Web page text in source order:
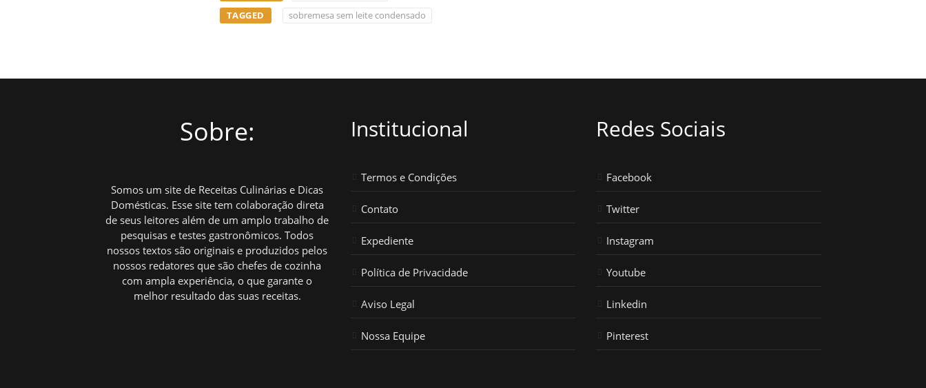
TAGGED
sobremesa sem leite condensado
Sobre:
Somos um site de Receitas Culinárias e Dicas
Domésticas. Esse site tem colaboração direta
de seus leitores além de um amplo trabalho de
pesquisas e testes gastronômicos. Todos
nossos textos são originais e produzidos pelos
nossos redatores que são chefes de cozinha
com ampla experiência, o que garante o
melhor resultado das suas receitas.
Institucional
Termos e Condições
Contato
Expediente
Política de Privacidade
Aviso Legal
Nossa Equipe
Redes Sociais
Facebook
Twitter
Instagram
Youtube
Linkedin
Pinterest